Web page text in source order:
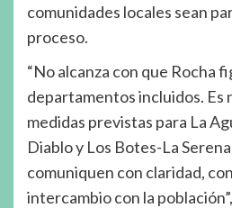
comunidades locales sean
proceso.
“No alcanza con que Rocha
departamentos incluidos. Es
medidas previstas para La
Diablo y Los Botes-La
comuniquen con claridad,
intercambio con la